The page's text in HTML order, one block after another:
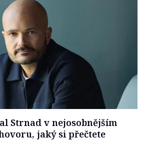
Strnad v nejosobnějším
jaký si přečtete